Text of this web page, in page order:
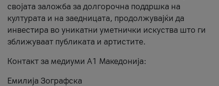
својата заложба за долгорочна поддршка на
културата и на заедницата, продолжувајќи да
инвестира во уникатни уметнички искуства што ги
зближуваат публиката и артистите.
Контакт за медиуми А1 Македонија:
Емилија Зографска